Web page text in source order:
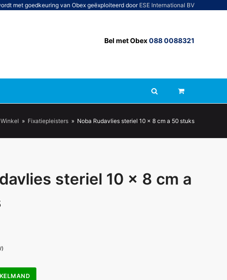
met goedkeuring van Obex geëxploiteerd door ESE International BV
Bel met Obex088 0088321
Winkel » Fixatiepleisters » Noba Rudavlies steriel 10 x 8 cm a 50 stuks
steriel 10 x 8 cm a